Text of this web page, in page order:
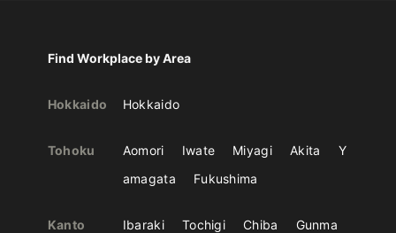
Find Workplace by Area
Hokkaido Hokkaido
Tohoku Aomori Iwate Miyagi Akita
Y
amagata
Fukushima
Kanto Ibaraki Tochigi Chiba
Gunma